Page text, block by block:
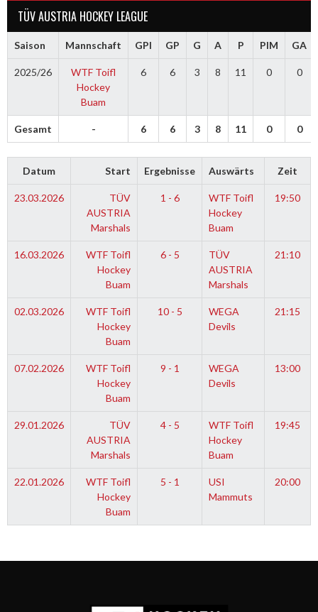
TÜV AUSTRIA HOCKEY LEAGUE
Saison Mannschaft GPI GP G A P PIM GA
2025/26
WTF Toifl
Hockey
Buam
6 6 3 8 11 0 0
Gesamt - 6 6 3 8 11 0 0
Datum Start Ergebnisse Auswärts Zeit
23.03.2026
TÜV
AUSTRIA
Marshals
1 - 6
WTF Toifl
Hockey
Buam
19:50
16.03.2026
WTF Toifl
Hockey
Buam
6 - 5
TÜV
AUSTRIA
Marshals
21:10
02.03.2026
WTF Toifl
Hockey
Buam
10 - 5
WEGA
Devils
21:15
07.02.2026
WTF Toifl
Hockey
Buam
9 - 1
WEGA
Devils
13:00
29.01.2026
TÜV
AUSTRIA
Marshals
4 - 5
WTF Toifl
Hockey
Buam
19:45
22.01.2026
WTF Toifl
Hockey
Buam
5 - 1
USI
Mammuts
20:00